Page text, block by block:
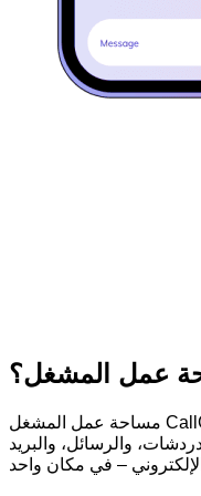
عمل المشغل؟
مساحة عمل المشغل CallGear هي منصة مركزية توحد جميع
والرسائل، والبريد